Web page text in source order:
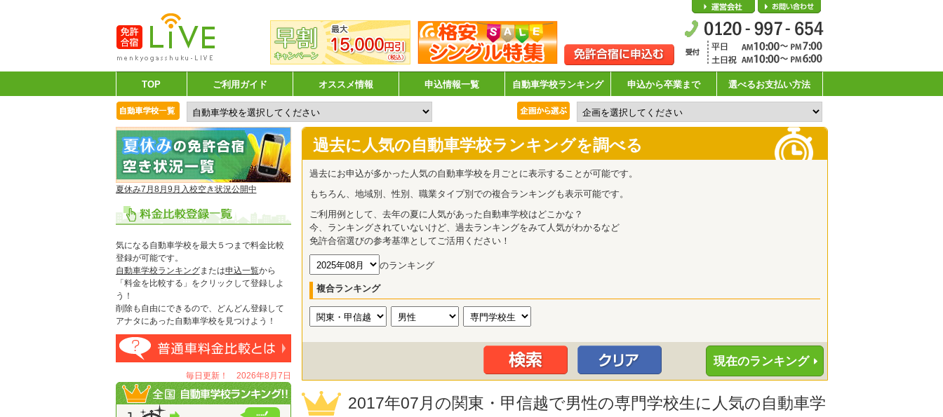
会社概要
TOP ご利用ガイド オススメ情報 申込情報一覧 自動車学校ランキング 申込から卒業まで 選べるお支払い方法
夏休み7月8月9月入校空き状況公開中
気になる自動車学校を最大５つまで料金比較
登録が可能です。
自動車学校ランキングまたは申込一覧から
「料金を比較する」をクリックして登録しよ
う！
削除も自由にできるので、どんどん登録して
アナタにあった自動車学校を見つけよう！
毎日更新！ 2026年8月7日
過去に人気の自動車学校ランキングを調べる
過去にお申込が多かった人気の自動車学校を月ごとに表示することが可能です。
もちろん、地域別、性別、職業タイプ別での複合ランキングも表示可能です。
ご利用例として、去年の夏に人気があった自動車学校はどこかな？
今、ランキングされていないけど、過去ランキングをみて人気がわかるなど
免許合宿選びの参考基準としてご活用ください！
のランキング
複合ランキング
現在のランキング
2017年07月の関東・甲信越で男性の専門学校生に人気の自動車学